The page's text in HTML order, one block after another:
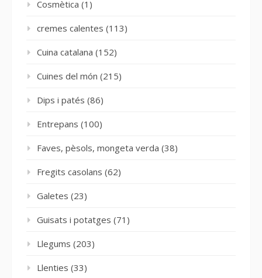
Cosmètica (1)
cremes calentes (113)
Cuina catalana (152)
Cuines del món (215)
Dips i patés (86)
Entrepans (100)
Faves, pèsols, mongeta verda (38)
Fregits casolans (62)
Galetes (23)
Guisats i potatges (71)
Llegums (203)
Llenties (33)